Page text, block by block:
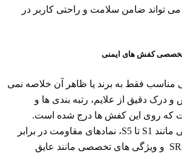
می تواند ضامن سلامت و راحتی کاربر در
تخصصی کفش های ایمنی
مناسب فقط به برند یا ظاهر آن خلاصه نمی
و درک دقیق از علایم، رتبه بندی ها و
که روی این کفش ها درج شده است.
شناخت رتبه بندی هایی مانند S1 تا S5، نمادهای مقاومت در برابر
لغزش SRA، SRB، SRC و ویژگی های تخصصی مانند عایق